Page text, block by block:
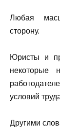
Любая
сторону.
Юристы и
некоторые
условий
Другими